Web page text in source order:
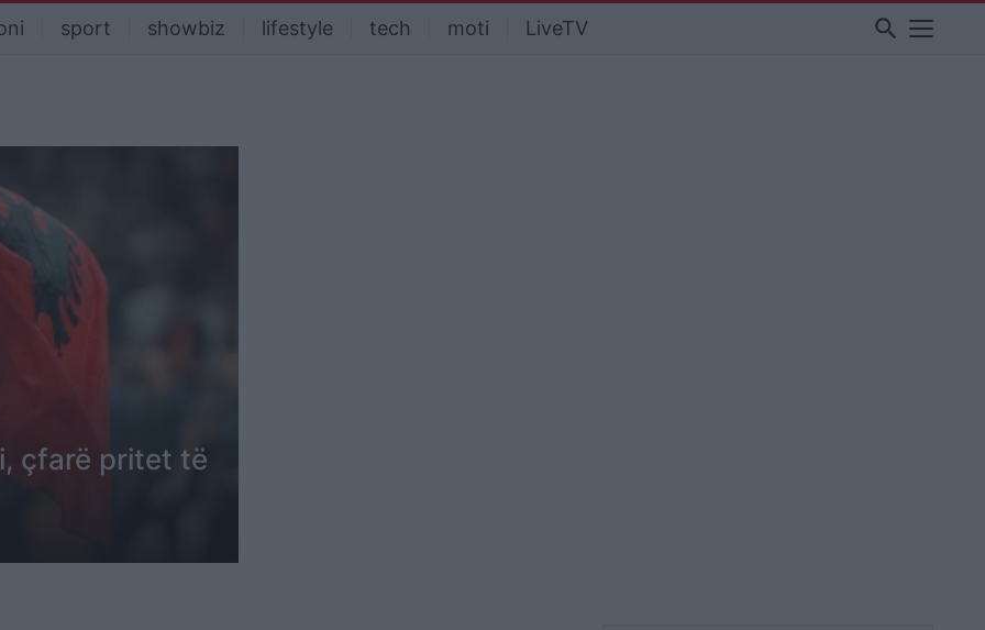
sport showbiz lifestyle tech moti LiveTV search
çfarë pritet të